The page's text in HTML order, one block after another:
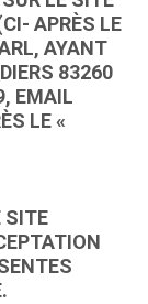
APRÈS LE
AYANT
83260
EMAIL
LE «
SITE